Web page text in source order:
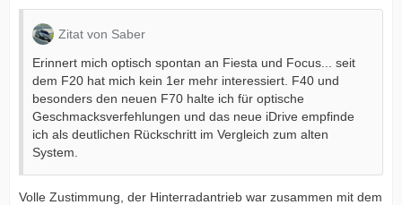
Zitat von Saber
Erinnert mich optisch spontan an Fiesta und Focus... seit
dem F20 hat mich kein 1er mehr interessiert. F40 und
besonders den neuen F70 halte ich für optische
Geschmacksverfehlungen und das neue iDrive empfinde
ich als deutlichen Rückschritt im Vergleich zum alten
System.
Volle Zustimmung, der Hinterradantrieb war zusammen mit dem